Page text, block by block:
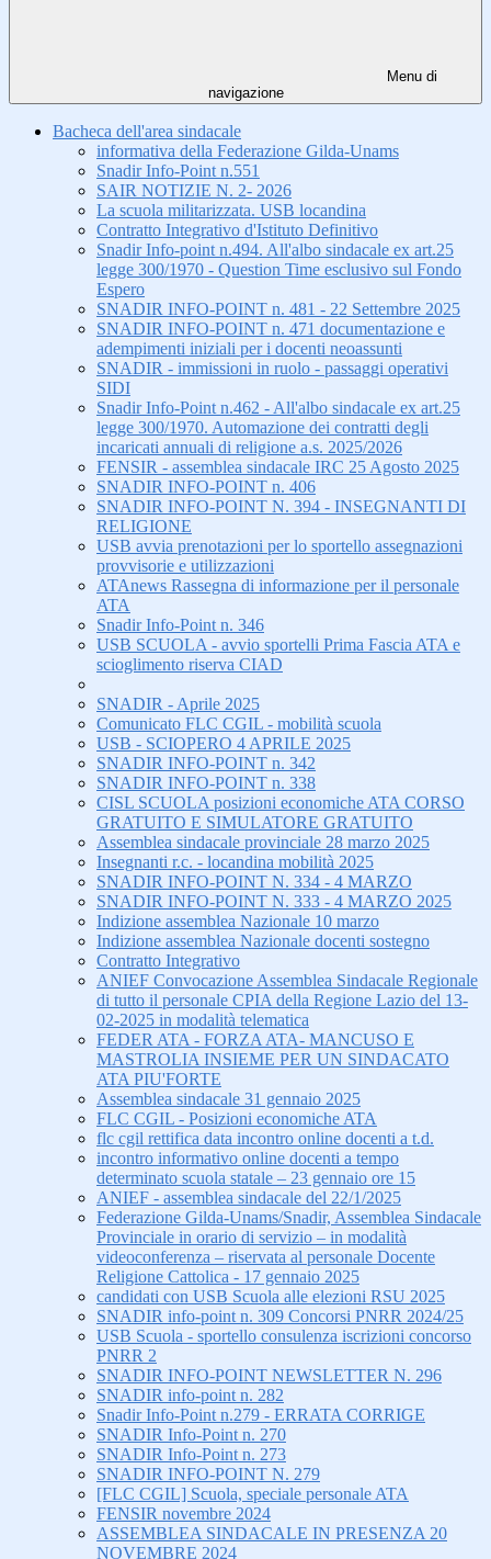
Menu di
navigazione
Bacheca dell'area sindacale
informativa della Federazione Gilda-Unams
Snadir Info-Point n.551
SAIR NOTIZIE N. 2- 2026
La scuola militarizzata. USB locandina
Contratto Integrativo d'Istituto Definitivo
Snadir Info-point n.494. All'albo sindacale ex art.25
legge 300/1970 - Question Time esclusivo sul Fondo
Espero
SNADIR INFO-POINT n. 481 - 22 Settembre 2025
SNADIR INFO-POINT n. 471 documentazione e
adempimenti iniziali per i docenti neoassunti
SNADIR - immissioni in ruolo - passaggi operativi
SIDI
Snadir Info-Point n.462 - All'albo sindacale ex art.25
legge 300/1970. Automazione dei contratti degli
incaricati annuali di religione a.s. 2025/2026
FENSIR - assemblea sindacale IRC 25 Agosto 2025
SNADIR INFO-POINT n. 406
SNADIR INFO-POINT N. 394 - INSEGNANTI DI
RELIGIONE
USB avvia prenotazioni per lo sportello assegnazioni
provvisorie e utilizzazioni
ATAnews Rassegna di informazione per il personale
ATA
Snadir Info-Point n. 346
USB SCUOLA - avvio sportelli Prima Fascia ATA e
scioglimento riserva CIAD
SNADIR - Aprile 2025
Comunicato FLC CGIL - mobilità scuola
USB - SCIOPERO 4 APRILE 2025
SNADIR INFO-POINT n. 342
SNADIR INFO-POINT n. 338
CISL SCUOLA posizioni economiche ATA CORSO
GRATUITO E SIMULATORE GRATUITO
Assemblea sindacale provinciale 28 marzo 2025
Insegnanti r.c. - locandina mobilità 2025
SNADIR INFO-POINT N. 334 - 4 MARZO
SNADIR INFO-POINT N. 333 - 4 MARZO 2025
Indizione assemblea Nazionale 10 marzo
Indizione assemblea Nazionale docenti sostegno
Contratto Integrativo
ANIEF Convocazione Assemblea Sindacale Regionale
di tutto il personale CPIA della Regione Lazio del 13-
02-2025 in modalità telematica
FEDER ATA - FORZA ATA- MANCUSO E
MASTROLIA INSIEME PER UN SINDACATO
ATA PIU'FORTE
Assemblea sindacale 31 gennaio 2025
FLC CGIL - Posizioni economiche ATA
flc cgil rettifica data incontro online docenti a t.d.
incontro informativo online docenti a tempo
determinato scuola statale – 23 gennaio ore 15
ANIEF - assemblea sindacale del 22/1/2025
Federazione Gilda-Unams/Snadir, Assemblea Sindacale
Provinciale in orario di servizio – in modalità
videoconferenza – riservata al personale Docente
Religione Cattolica - 17 gennaio 2025
candidati con USB Scuola alle elezioni RSU 2025
SNADIR info-point n. 309 Concorsi PNRR 2024/25
USB Scuola - sportello consulenza iscrizioni concorso
PNRR 2
SNADIR INFO-POINT NEWSLETTER N. 296
SNADIR info-point n. 282
Snadir Info-Point n.279 - ERRATA CORRIGE
SNADIR Info-Point n. 270
SNADIR Info-Point n. 273
SNADIR INFO-POINT N. 279
[FLC CGIL] Scuola, speciale personale ATA
FENSIR novembre 2024
ASSEMBLEA SINDACALE IN PRESENZA 20
NOVEMBRE 2024